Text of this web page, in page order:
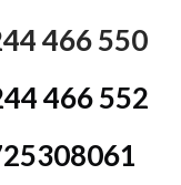
466 550
552